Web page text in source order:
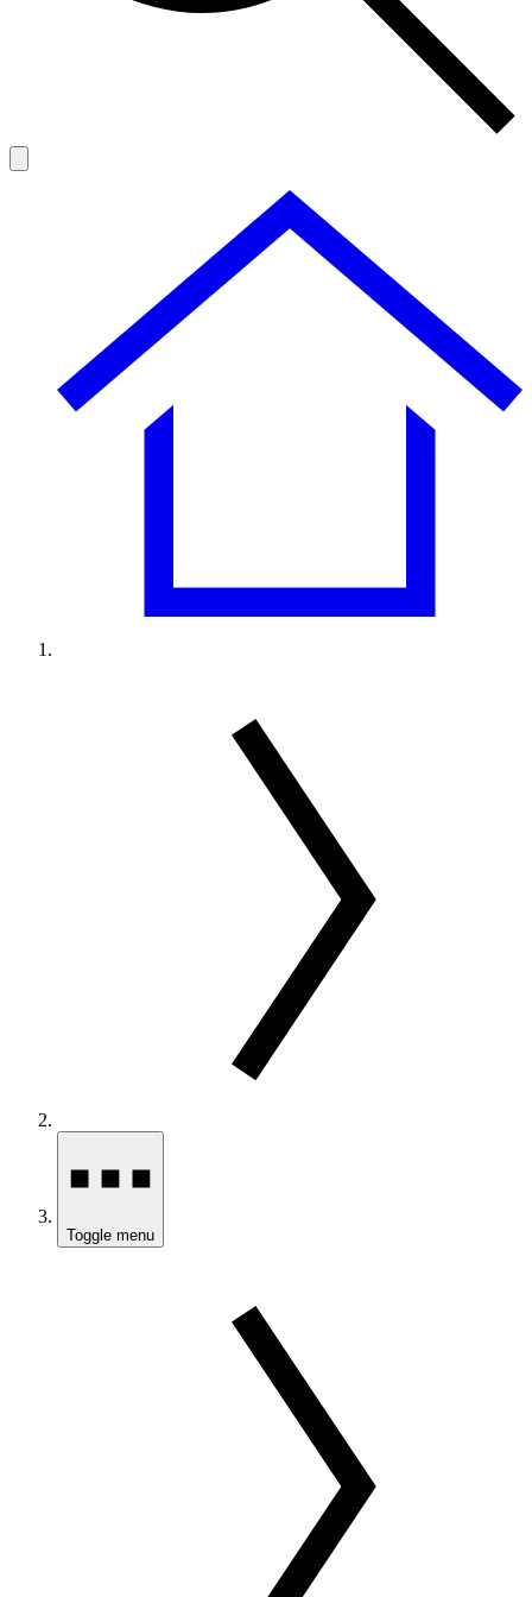
Toggle menu